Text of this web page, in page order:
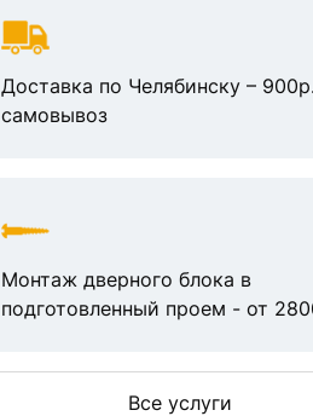
Доставка по Челябинску –
самовывоз
Монтаж дверного блока в
подготовленный проем - от
Все услуги